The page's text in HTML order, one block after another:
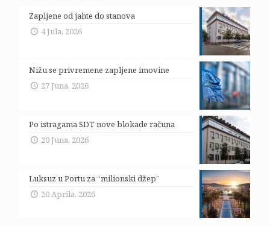
Zapljene od jahte do stanova
4 Jula, 2026
Nižu se privremene zapljene imovine
27 Juna, 2026
Po istragama SDT nove blokade računa
20 Juna, 2026
Luksuz u Portu za “milionski džep”
20 Aprila, 2026